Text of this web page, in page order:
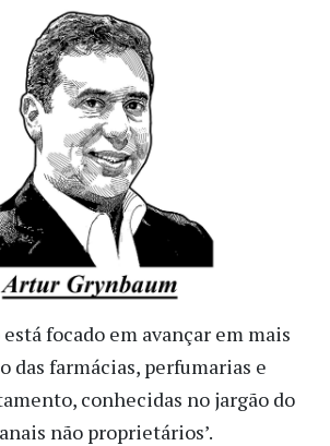
focado em avançar em mais
das farmácias, perfumarias e
conhecidas no jargão do
não proprietários’.